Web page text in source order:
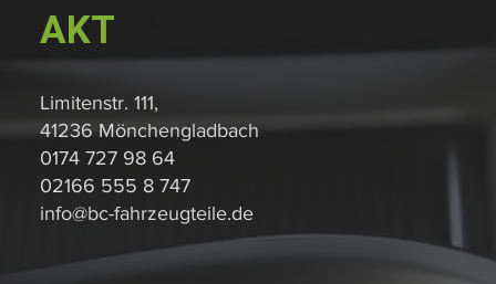
AKT
Limitenstr. 111,
41236 Mönchengladbach
0174 727 98 64
02166 555 8 747
info@bc-fahrzeugteile.de